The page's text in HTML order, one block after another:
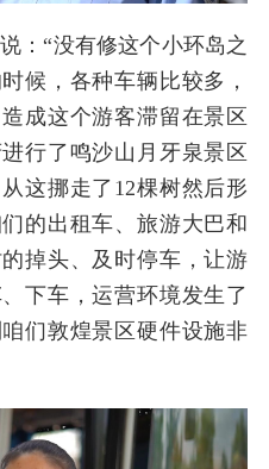
：“没有修这个小环岛之
候，各种车辆比较多，
成这个游客滞留在景区
行了鸣沙山月牙泉景区
这挪走了12棵树然后形
的出租车、旅游大巴和
掉头、及时停车，让游
下车，运营环境发生了
们敦煌景区硬件设施非